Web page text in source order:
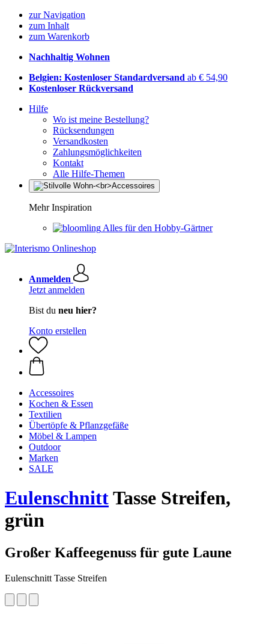
zur Navigation
zum Inhalt
zum Warenkorb
Nachhaltig Wohnen
Belgien: Kostenloser Standardversand ab € 54,90
Kostenloser Rückversand
Hilfe
Wo ist meine Bestellung?
Rücksendungen
Versandkosten
Zahlungsmöglichkeiten
Kontakt
Alle Hilfe-Themen
Mehr Inspiration
Alles für den Hobby-Gärtner
Anmelden
Jetzt anmelden
Bist du neu hier?
Konto erstellen
Accessoires
Kochen & Essen
Textilien
Übertöpfe & Pflanzgefäße
Möbel & Lampen
Outdoor
Marken
SALE
EulenschnittTasse Streifen,
grün
Großer Kaffeegenuss für gute Laune
Eulenschnitt Tasse Streifen